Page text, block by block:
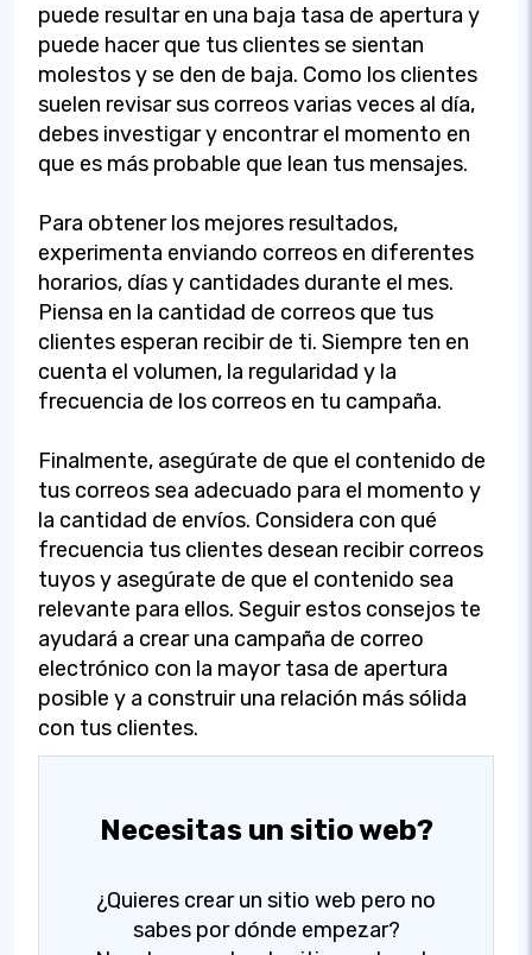
puede resultar en una baja tasa de apertura y
puede hacer que tus clientes se sientan
molestos y se den de baja. Como los clientes
suelen revisar sus correos varias veces al día,
debes investigar y encontrar el momento en
que es más probable que lean tus mensajes.
Para obtener los mejores resultados,
experimenta enviando correos en diferentes
horarios, días y cantidades durante el mes.
Piensa en la cantidad de correos que tus
clientes esperan recibir de ti. Siempre ten en
cuenta el volumen, la regularidad y la
frecuencia de los correos en tu campaña.
Finalmente, asegúrate de que el contenido de
tus correos sea adecuado para el momento y
la cantidad de envíos. Considera con qué
frecuencia tus clientes desean recibir correos
tuyos y asegúrate de que el contenido sea
relevante para ellos. Seguir estos consejos te
ayudará a crear una campaña de correo
electrónico con la mayor tasa de apertura
posible y a construir una relación más sólida
con tus clientes.
Necesitas un sitio web?
¿Quieres crear un sitio web pero no
sabes por dónde empezar?